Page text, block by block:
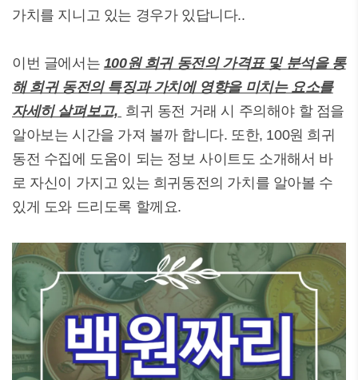
가치를 지니고 있는 경우가 있답니다..
이번 글에서는 100원 희귀 동전의 가격표 및 분석을 통
해 희귀 동전의 특징과 가치에 영향을 미치는 요소를
자세히 살펴보고, 희귀 동전 거래 시 주의해야 할 점을
알아보는 시간을 가져 볼까 합니다. 또한, 100원 희귀
동전 수집에 도움이 되는 정보 사이트도 소개해서 바
로 자신이 가지고 있는 희귀동전의 가치를 알아볼 수
있게 도와 드리도록 할께요.